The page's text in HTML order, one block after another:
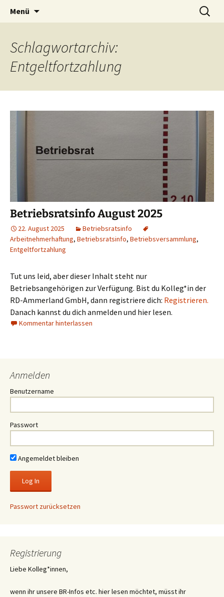
Menü
Suchen
nach:
Schlagwortarchiv:
Entgeltfortzahlung
Betriebsratsinfo August 2025
22. August 2025
Betriebsratsinfo
Arbeitnehmerhaftung, Betriebsratsinfo, Betriebsversammlung,
Entgeltfortzahlung
Tut uns leid, aber dieser Inhalt steht nur
Betriebsangehörigen zur Verfügung. Bist du Kolleg*in der
RD-Ammerland GmbH, dann registriere dich: Registrieren.
Danach kannst du dich anmelden und hier lesen.
Kommentar hinterlassen
Anmelden
Benutzername
Passwort
Angemeldet bleiben
Passwort zurücksetzen
Registrierung
Liebe Kolleg*innen,
wenn ihr unsere BR-Infos etc. hier lesen möchtet, müsst ihr